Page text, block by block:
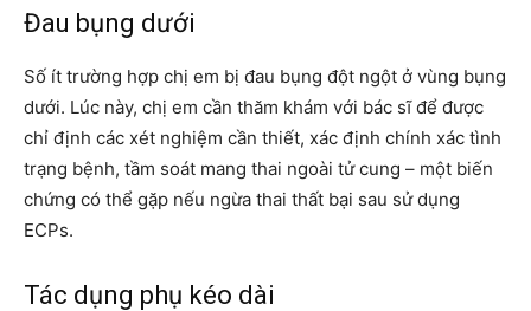
Đau bụng dưới
Số ít trường hợp chị em bị đau bụng đột ngột ở vùng bụng
dưới. Lúc này, chị em cần thăm khám với bác sĩ để được
chỉ định các xét nghiệm cần thiết, xác định chính xác tình
trạng bệnh, tầm soát mang thai ngoài tử cung – một biến
chứng có thể gặp nếu ngừa thai thất bại sau sử dụng
ECPs.
Tác dụng phụ kéo dài